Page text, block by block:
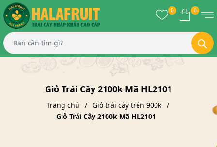
0 0
Giỏ Trái Cây 2100k Mã HL2101
Trang chủ
Giỏ trái cây trên 900k
Giỏ Trái Cây 2100k Mã HL2101